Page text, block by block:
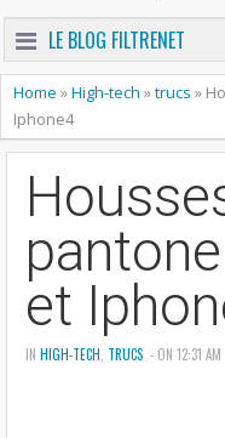
LE BLOG FILTRENET
Home »High-tech »trucs »
Iphone4
et
IN HIGH-TECH TRUCS - ON 12:31 AM